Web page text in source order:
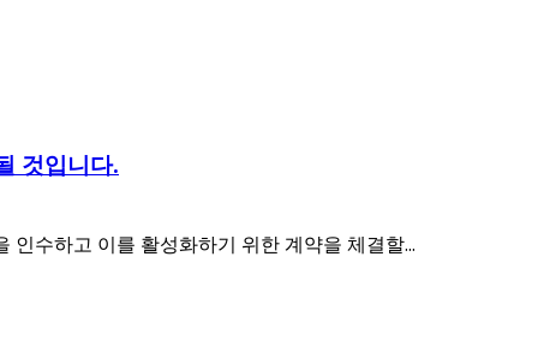
것입니다.
수하고 이를 활성화하기 위한 계약을 체결할...